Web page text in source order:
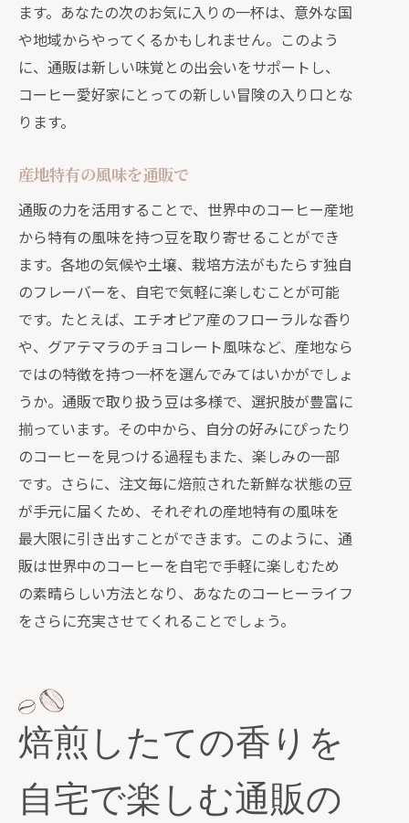
ます。あなたの次のお気に入りの一杯は、意外な国
や地域からやってくるかもしれません。このよう
に、通販は新しい味覚との出会いをサポートし、
コーヒー愛好家にとっての新しい冒険の入り口とな
ります。
産地特有の風味を通販で
通販の力を活用することで、世界中のコーヒー産地
から特有の風味を持つ豆を取り寄せることができ
ます。各地の気候や土壌、栽培方法がもたらす独自
のフレーバーを、自宅で気軽に楽しむことが可能
です。たとえば、エチオピア産のフローラルな香り
や、グアテマラのチョコレート風味など、産地なら
ではの特徴を持つ一杯を選んでみてはいかがでしょ
うか。通販で取り扱う豆は多様で、選択肢が豊富に
揃っています。その中から、自分の好みにぴったり
のコーヒーを見つける過程もまた、楽しみの一部
です。さらに、注文毎に焙煎された新鮮な状態の豆
が手元に届くため、それぞれの産地特有の風味を
最大限に引き出すことができます。このように、通
販は世界中のコーヒーを自宅で手軽に楽しむため
の素晴らしい方法となり、あなたのコーヒーライフ
をさらに充実させてくれることでしょう。
焙煎したての香りを
自宅で楽しむ通販の